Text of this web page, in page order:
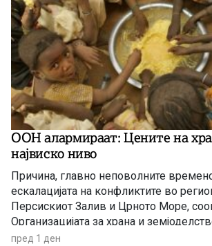
ООН алармираат: Цените на
највиско ниво
Причина, главно неповолните
ескалацијата на конфликтите во
Персискиот Залив и Црното Море,
Организацијата за храна и
Обединетите нации (ФАО).
пред 1 ден